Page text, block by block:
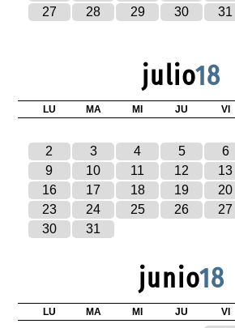
27
28 29 30 31
julio18
LU MA MI JU VI
2
3 4 5 6
9
10 11 12 13
16
17 18 19 20
23
24 25 26 27
30
31
junio18
LU MA MI JU VI